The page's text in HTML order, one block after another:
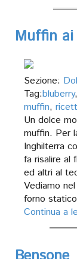
Muffin
Sezione:
Tag:bluberry,
muffin,
Un dolce
muffin. Per
Inghilterra
fa risalire al
ed altri al
Vediamo
forno
Continua a